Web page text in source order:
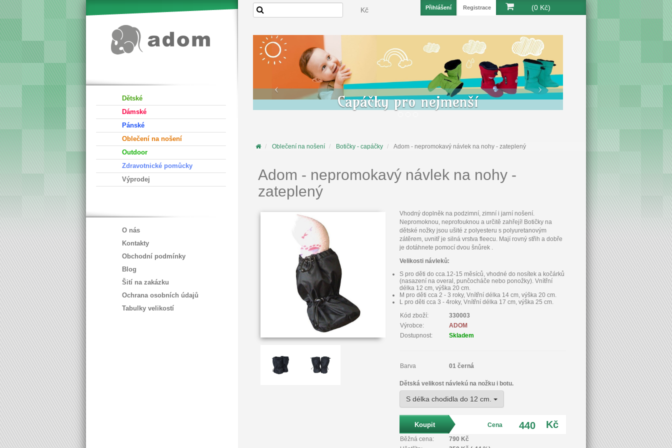
Dětské
Dámské
Pánské
Oblečení na nošení
Outdoor
Zdravotnické pomůcky
Výprodej
O nás
Kontakty
Obchodní podmínky
Blog
Šití na zakázku
Ochrana osobních údajů
Tabulky velikostí
Přihlášení Registrace
Kč (0 Kč)
Capáčky pro nejmenší
Oblečení na nošení Botičky - capáčky Adom - nepromokavý návlek na nohy - zateplený
Adom - nepromokavý návlek na nohy -
zateplený
Vhodný doplněk na podzimní, zimní i jarní nošení.
Nepromoknou, neprofouknou a určitě zahřejí! Botičky na
dětské nožky jsou ušité z polyesteru s polyuretanovým
zátěrem, uvnitř je silná vrstva fleecu. Mají rovný střih a dobře
je dotáhnete pomocí dvou šnůrek .
Velikosti návleků:
S pro děti do cca.12-15 měsíců, vhodné do nosítek a kočárků
(nasazení na overal, punčocháče nebo ponožky). Vnítřní
délka 12 cm, výška 20 cm.
M pro děti cca 2 - 3 roky, Vnítřní délka 14 cm, výška 20 cm.
L pro děti cca 3 - 4roky, Vnítřní délka 17 cm, výška 25 cm.
Kód zboží:
330003
Výrobce:
ADOM
Dostupnost:
Skladem
Barva 01 černá
Dětská velikost návlekú na nožku i botu.
S délka chodidla do 12 cm.
Cena 440 Kč
Běžná cena:
790 Kč